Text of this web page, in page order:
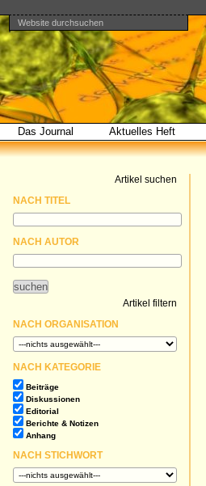
Direkt
zum
Inhalt
|
Direkt
zur
Navigation
Benutzerspezifische
Werkzeuge
Website durchsuchen
Erweiterte
Suche…
Bereiche
Das Journal Aktuelles Heft
Artikel suchen
NACH TITEL
NACH AUTOR
Artikel filtern
NACH ORGANISATION
NACH KATEGORIE
Beiträge
Diskussionen
Editorial
Berichte & Notizen
Anhang
NACH STICHWORT